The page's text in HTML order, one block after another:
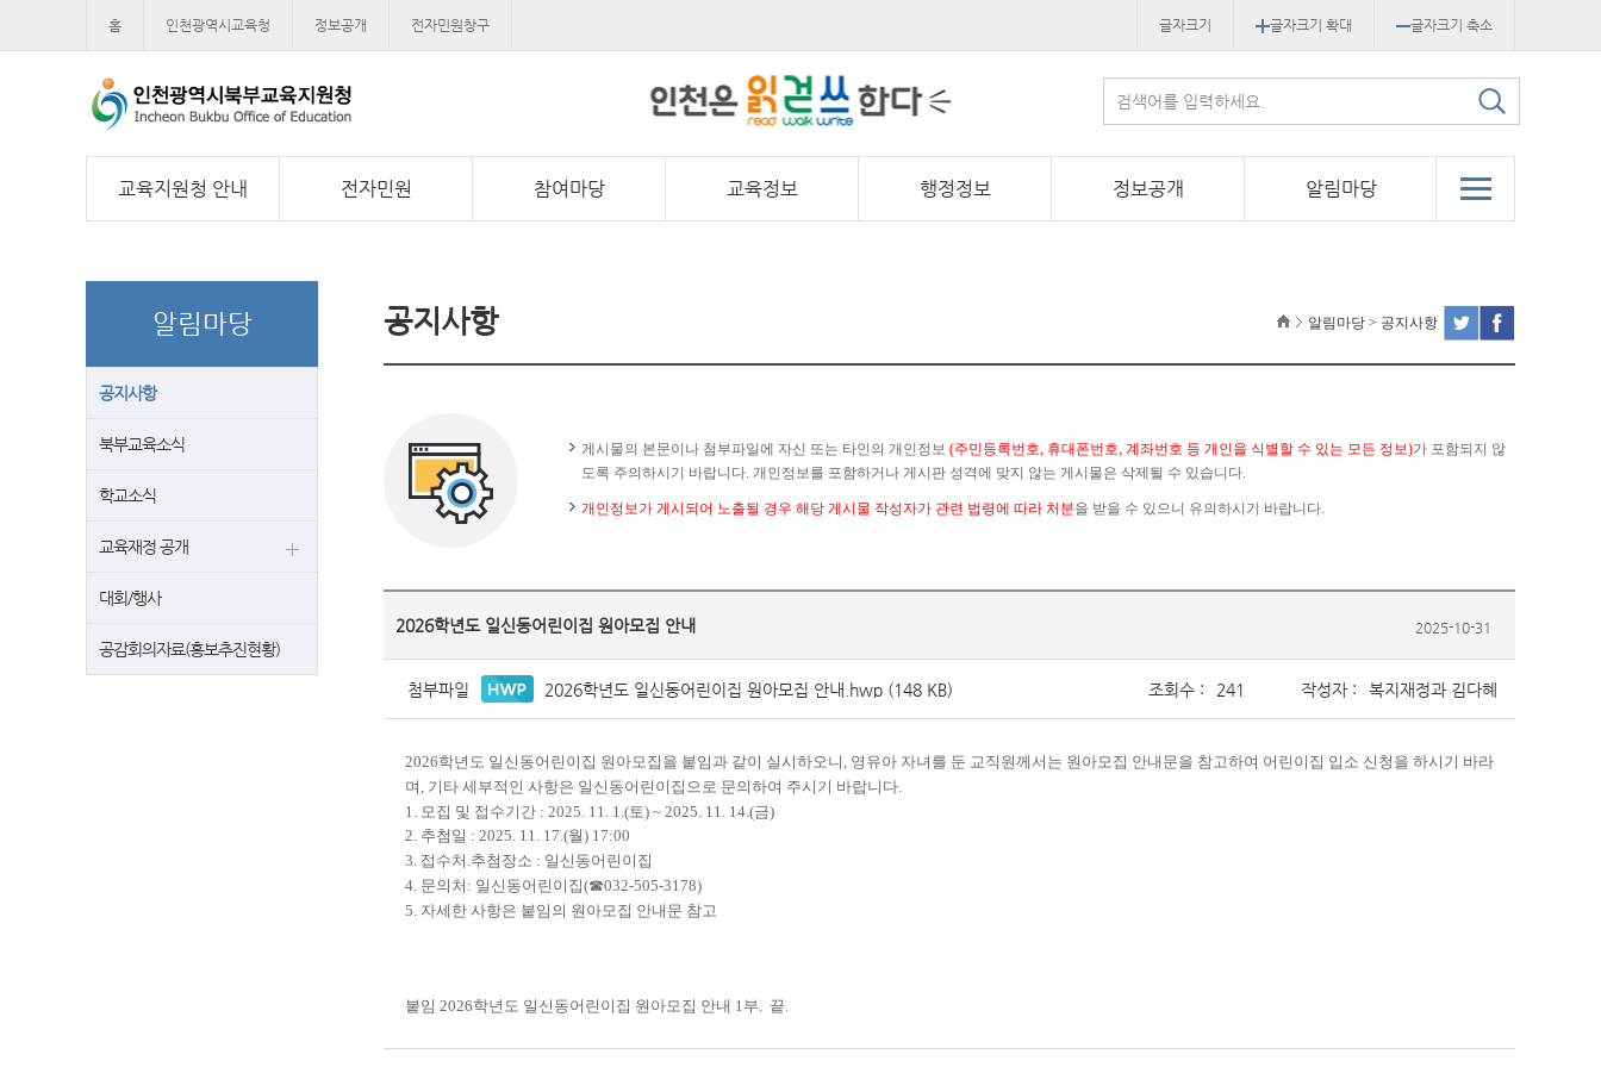
홈 인천광역시교육청 정보공개 전자민원창구 글자크기 글자크기 확대 글자크기 축소
교육지원청 안내 전자민원 참여마당 교육정보 행정정보 정보공개 알림마당
알림마당
공지사항
북부교육소식
학교소식
교육재정 공개
대회/행사
공감회의자료(홍보추진현황)
공지사항 알림마당 > 공지사항
게시물의 본문이나 첨부파일에 자신 또는 타인의 개인정보 (주민등록번호, 휴대폰번호, 계좌번호 등 개인을 식별할 수 있는 모든 정보)가 포함되지 않
도록 주의하시기 바랍니다. 개인정보를 포함하거나 게시판 성격에 맞지 않는 게시물은 삭제될 수 있습니다.
개인정보가 게시되어 노출될 경우 해당 게시물 작성자가 관련 법령에 따라 처분을 받을 수 있으니 유의하시기 바랍니다.
2026학년도 일신동어린이집 원아모집 안내 2025-10-31
첨부파일 2026학년도 일신동어린이집 원아모집 안내.hwp (148 KB) 조회수 : 241 작성자 : 복지재정과 김다혜
2026학년도 일신동어린이집 원아모집을 붙임과 같이 실시하오니 영유아 자녀를 둔 교직원께서는 원아모집 안내문을 참고하여 어린이집 입소 신청을 하시기 바라
며 기타 세부적인 사항은 일신동어린이집으로 문의하여 주시기 바랍니다
1.
모집 및 접수기간 : 2025. 11. 1.(토) ~ 2025. 11. 14.(금)
2. 추첨일 : 2025. 11. 17.(월) 17:00
3. 접수처 추첨장소 : 일신동어린이집
4. 문의처 : 일신동어린이집(☎032-505-3178)
5. 자세한 사항은 붙임의 원아모집 안내문 참고
붙임 2026학년도 일신동어린이집 원아모집 안내 1부. 끝.